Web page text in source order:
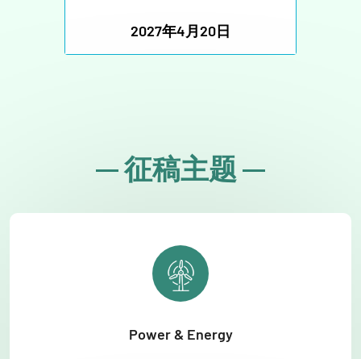
2027年4月20日
征稿主题
Power & Energy